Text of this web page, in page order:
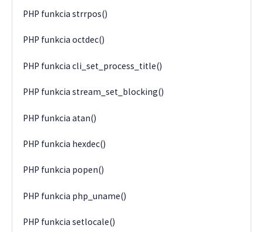
PHP funkcia strrpos()
PHP funkcia octdec()
PHP funkcia cli_set_process_title()
PHP funkcia stream_set_blocking()
PHP funkcia atan()
PHP funkcia hexdec()
PHP funkcia popen()
PHP funkcia php_uname()
PHP funkcia setlocale()